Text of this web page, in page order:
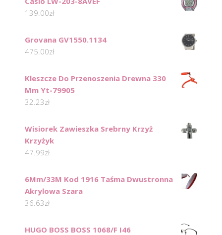
139.00zł
Grovana GV1550.1134
475.00zł
Kleszcze Do Przenoszenia Drewna 330
Mm Yt-79905
32.23zł
Wisiorek Zawieszka Srebrny Krzyż
Krzyżyk
47.99zł
6Mm/33M Kod 1916 Taśma Dwustronna
Akrylowa Szara
36.63zł
HUGO BOSS BOSS 1068/F I46